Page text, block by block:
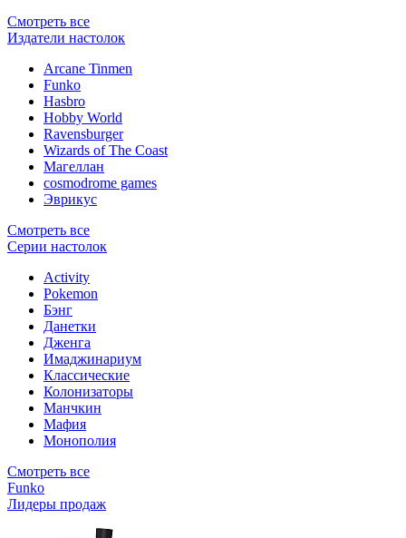
Смотреть все
Издатели настолок
Arcane Tinmen
Funko
Hasbro
Hobby World
Ravensburger
Wizards of The Coast
Магеллан
сosmodrome games
Эврикус
Смотреть все
Серии настолок
Activity
Pokemon
Бэнг
Данетки
Дженга
Имаджинариум
Классические
Колонизаторы
Манчкин
Мафия
Монополия
Смотреть все
Funko
Лидеры продаж